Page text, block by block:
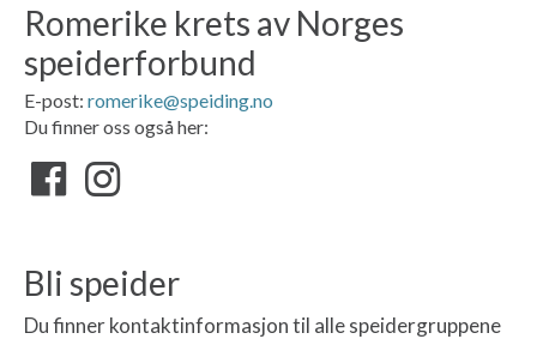
Romerike krets av Norges
speiderforbund
E-post: romerike@speiding.no
Du finner oss også her:
Bli speider
Du finner kontaktinformasjon til alle speidergruppene